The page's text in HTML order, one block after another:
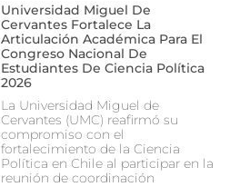
Universidad Miguel De
Cervantes Fortalece La
Articulación Académica Para El
Congreso Nacional De
Estudiantes De Ciencia Política
2026
La Universidad Miguel de
Cervantes (UMC) reafirmó su
compromiso con el
fortalecimiento de la Ciencia
Política en Chile al participar en la
reunión de coordinación